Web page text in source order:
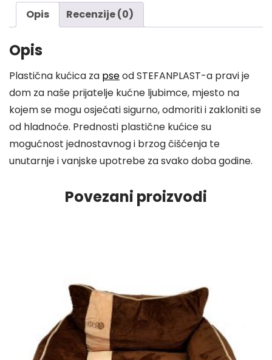
9
0
0
K
M
Opis Recenzije (0)
Opis
Plastična kućica za pseod STEFANPLAST-a pravi je
dom za naše prijatelje kućne ljubimce, mjesto na
kojem se mogu osjećati sigurno, odmoriti i zakloniti se
od hladnoće. Prednosti plastične kućice su
mogućnost jednostavnog i brzog čišćenja te
unutarnje i vanjske upotrebe za svako doba godine.
Povezani proizvodi